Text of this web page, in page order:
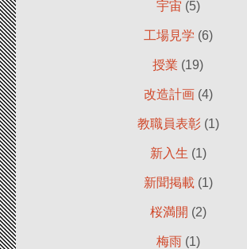
宇宙 (5)
工場見学 (6)
授業 (19)
改造計画(4)
教職員表彰(1)
新入生 (1)
新聞掲載 (1)
桜満開 (2)
梅雨(1)